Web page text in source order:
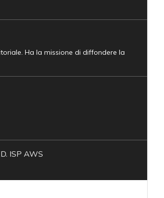
Ha la missione di diffondere la
ISP AWS